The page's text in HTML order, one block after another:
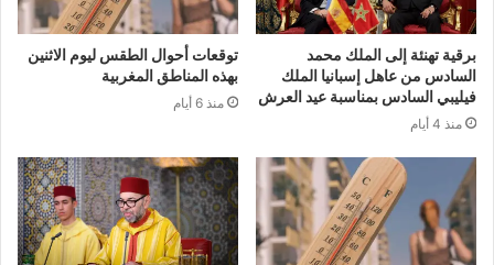
برقية تهنئة إلى الملك محمد
السادس من عاهل إسبانيا الملك
فيليبي السادس بمناسبة عيد العرش
منذ 4 أيام
توقعات أحوال الطقس ليوم الاثنين
بهذه المناطق المغربية
منذ 6 أيام